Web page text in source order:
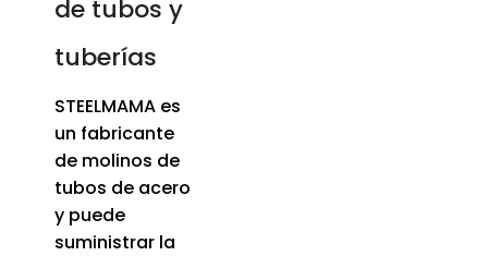
de tubos y
tuberías
STEELMAMA es
un fabricante
de molinos de
tubos de acero
y puede
suministrar la